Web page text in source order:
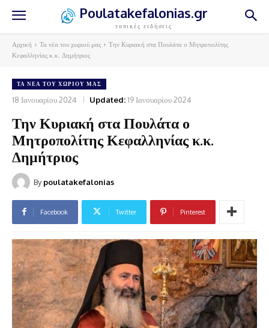
Poulatakefalonias.gr
τοπικές ειδήσεις
Αρχική Τα νέα του χωριού μας
Την Κυριακή στα Πουλάτα ο Μητροπολίτης
Κεφαλληνίας κ.κ. Δημήτριος
ΤΑ ΝΈΑ ΤΟΥ ΧΩΡΙΟΎ ΜΑΣ
18 Ιανουαρίου 2024 Updated:19 Ιανουαρίου 2024
Την Κυριακή στα Πουλάτα ο
Μητροπολίτης Κεφαλληνίας κ.κ.
Δημήτριος
By poulatakefalonias
Facebook Twitter Pinterest